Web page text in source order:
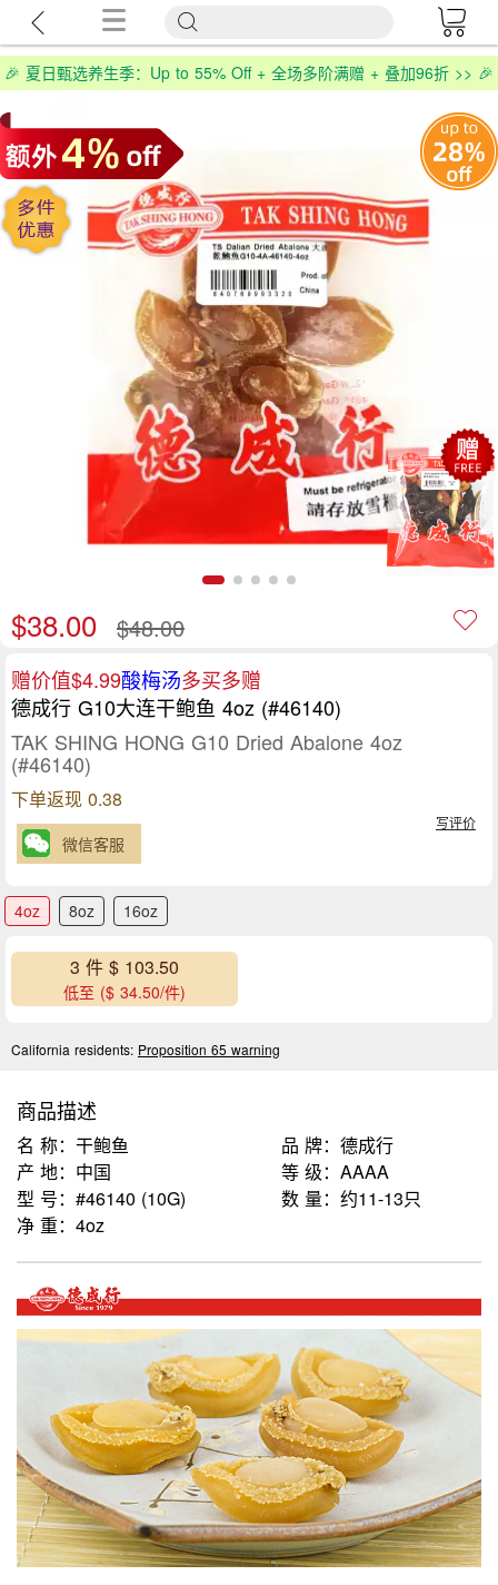
🎉 夏日甄选养生季：Up to 55% Off + 全场多阶满赠 + 叠加96折 >> 🎉
$38.00 $48.00
赠价值$4.99酸梅汤多买多赠
德成行 G10大连干鲍鱼 4oz (#46140)
TAK SHING HONG G10 Dried Abalone 4oz
(#46140)
下单返现 0.38
写评价
微信客服
4oz 8oz 16oz
3 件 $ 103.50
低至 ($ 34.50/件)
California residents: Proposition 65 warning
商品描述
名 称：干鲍鱼
品 牌：德成行
产 地：中国
等 级：AAAA
型 号：#46140 (10G)
数 量：约11-13只
净 重：4oz